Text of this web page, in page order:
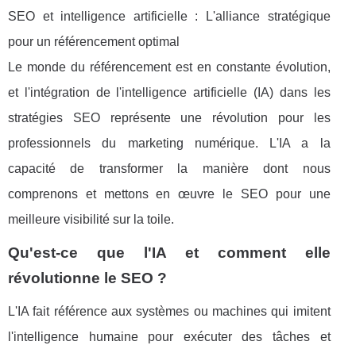
SEO et intelligence artificielle : L'alliance stratégique
pour un référencement optimal
Le monde du référencement est en constante évolution,
et l'intégration de l'intelligence artificielle (IA) dans les
stratégies SEO représente une révolution pour les
professionnels du marketing numérique. L'IA a la
capacité de transformer la manière dont nous
comprenons et mettons en œuvre le SEO pour une
meilleure visibilité sur la toile.
Qu'est-ce que l'IA et comment elle
révolutionne le SEO ?
L'IA fait référence aux systèmes ou machines qui imitent
l'intelligence humaine pour exécuter des tâches et